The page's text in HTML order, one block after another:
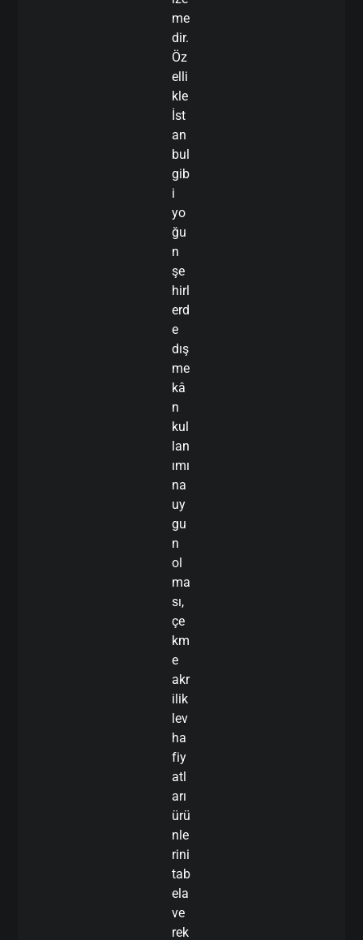
me
dir.
Öz
elli
kle
İst
an
bul
gib
i
yo
ğu
n
şe
hirl
erd
e
dış
me
kâ
n
kul
lan
ımı
na
uy
gu
n
ol
ma
sı,
çe
km
e
akr
ilik
lev
ha
fiy
atl
arı
ürü
nle
rini
tab
ela
ve
rek